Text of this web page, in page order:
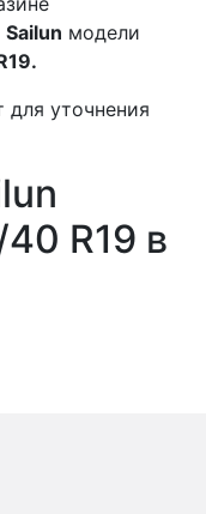
Sailun модели
уточнения
R19 в